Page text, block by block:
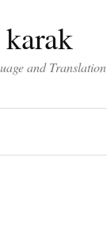
karak
and Translation